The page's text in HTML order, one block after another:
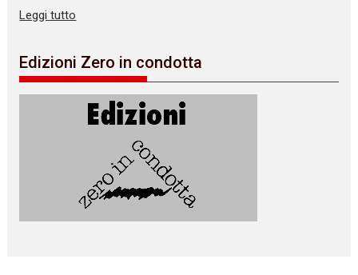
Leggi tutto
Edizioni Zero in condotta